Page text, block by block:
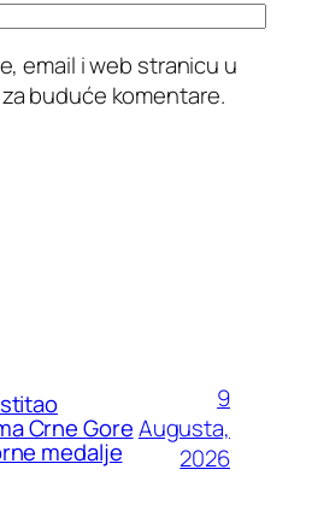
email i web stranicu u
buduće komentare.
Crne Gore
medalje
9
Augusta,
2026